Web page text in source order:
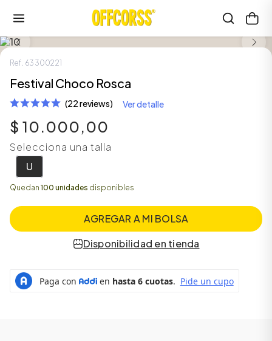
Ref. 63300221
Festival Choco Rosca
(22 reviews) Ver detalle
$ 10.000,00
Selecciona una talla
U
Quedan 100 unidades disponibles
AGREGAR A MI BOLSA
Disponibilidad en tienda